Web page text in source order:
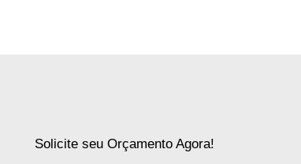
Solicite seu Orçamento Agora!